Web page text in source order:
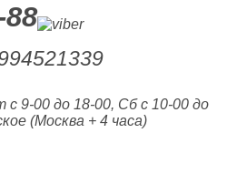
88
9-00 до 18-00, Сб с 10-00 до
(Москва + 4 часа)